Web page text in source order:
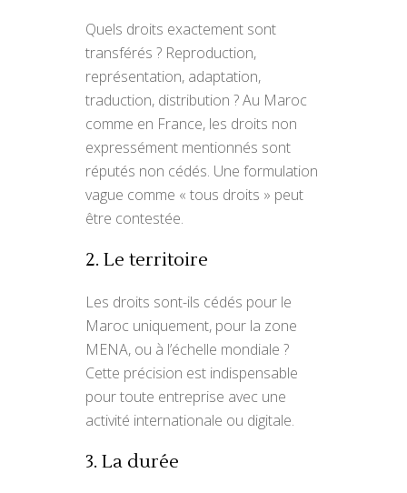
Quels droits exactement sont
transférés ? Reproduction,
représentation, adaptation,
traduction, distribution ? Au Maroc
comme en France, les droits non
expressément mentionnés sont
réputés non cédés. Une formulation
vague comme « tous droits » peut
être contestée.
2. Le territoire
Les droits sont-ils cédés pour le
Maroc uniquement, pour la zone
MENA, ou à l’échelle mondiale ?
Cette précision est indispensable
pour toute entreprise avec une
activité internationale ou digitale.
3. La durée